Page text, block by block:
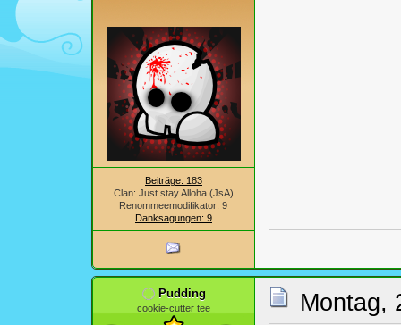
Beiträge: 183
Clan: Just stay Alloha (JsA)
Renommeemodifikator: 9
Danksagungen: 9
Pudding
cookie-cutter tee Montag,